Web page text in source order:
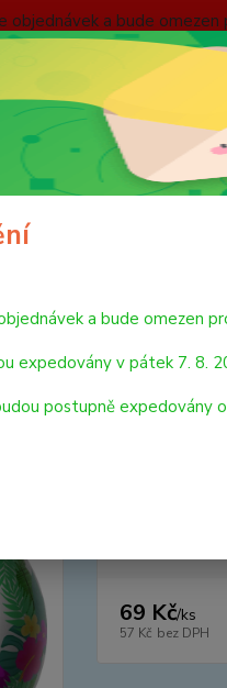
a bude
od pátku 7. 8. 2026
REKLAMAČNÍ ŘÁD
Kvalitní dětský míč
69 Kč/ks
57 Kč bez DPH
a bude omezen
expedovány v pátek 7. 8.
postupně expedovány